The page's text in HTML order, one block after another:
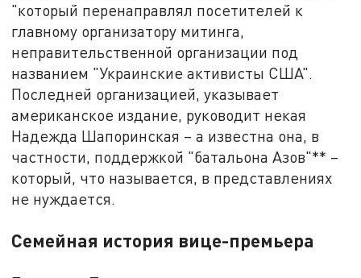
"который перенаправлял посетителей к
главному организатору митинга,
неправительственной организации под
названием "Украинские активисты США".
Последней организацией, указывает
американское издание, руководит некая
Надежда Шапоринская – а известна она, в
частности, поддержкой "батальона Азов"** –
который, что называется, в представлениях
не нуждается.
Семейная история вице-премьера